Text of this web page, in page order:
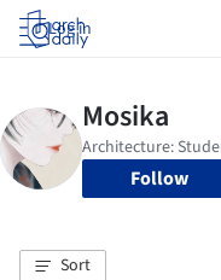
Log in
Follow
Sort